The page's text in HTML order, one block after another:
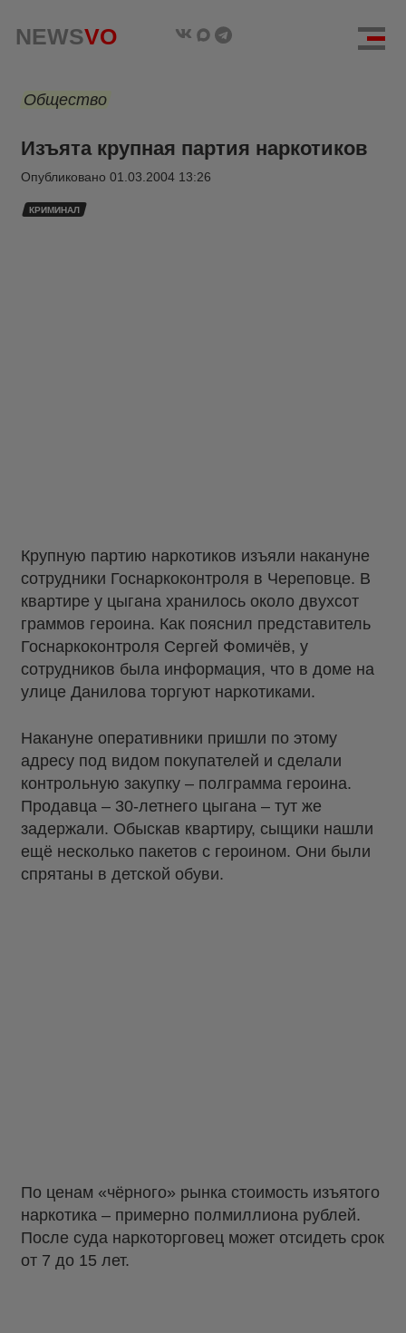
NEWSVO
Общество
Изъята крупная партия наркотиков
Опубликовано 01.03.2004 13:26
КРИМИНАЛ
Крупную партию наркотиков изъяли накануне
сотрудники Госнаркоконтроля в Череповце. В
квартире у цыгана хранилось около двухсот
граммов героина. Как пояснил представитель
Госнаркоконтроля Сергей Фомичёв, у
сотрудников была информация, что в доме на
улице Данилова торгуют наркотиками.
Накануне оперативники пришли по этому
адресу под видом покупателей и сделали
контрольную закупку – полграмма героина.
Продавца – 30-летнего цыгана – тут же
задержали. Обыскав квартиру, сыщики нашли
ещё несколько пакетов с героином. Они были
спрятаны в детской обуви.
По ценам «чёрного» рынка стоимость изъятого
наркотика – примерно полмиллиона рублей.
После суда наркоторговец может отсидеть срок
от 7 до 15 лет.